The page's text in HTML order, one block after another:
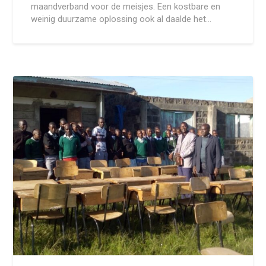
maandverband voor de meisjes. Een kostbare en
weinig duurzame oplossing ook al daalde het…